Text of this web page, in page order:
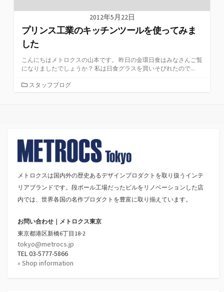
2012年5月22日
プリンス工業のキッチンツールを使ってみま
した
こんにちはメトロクスの山本です。 昨日の金環日食はみなさんご覧
になりましたでしょうか？ 私は日食グラスを買いそびれたので...
カスタッフブログ
メトロクスは国内外の歴史あるデザインプロダクトを取り扱うインテ
リアブランドです。段ボール工場だったビルをリノベーションした店
内では、世界各国の名作プロダクトを豊富に取り揃えています。
お問い合わせ｜メトロクス東京
東京都港区新橋6丁目18-2
tokyo@metrocs.jp
TEL 03-5777-5866
» Shop information